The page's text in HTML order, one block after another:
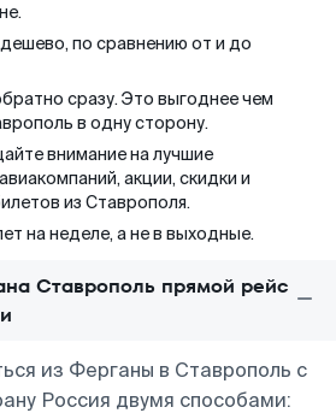
по сравнению от и до
сразу. Это выгоднее чем
в одну сторону.
внимание на лучшие
акции, скидки и
из Ставрополя.
на неделе, а не в выходные.
Ставрополь прямой рейс
из Ферганы в Ставрополь с
Россия двумя способами: